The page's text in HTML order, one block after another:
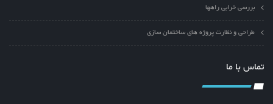
بررسی خرابی راهها
طراحی و نظارت پروژه های ساختمان سازی
تماس با ما